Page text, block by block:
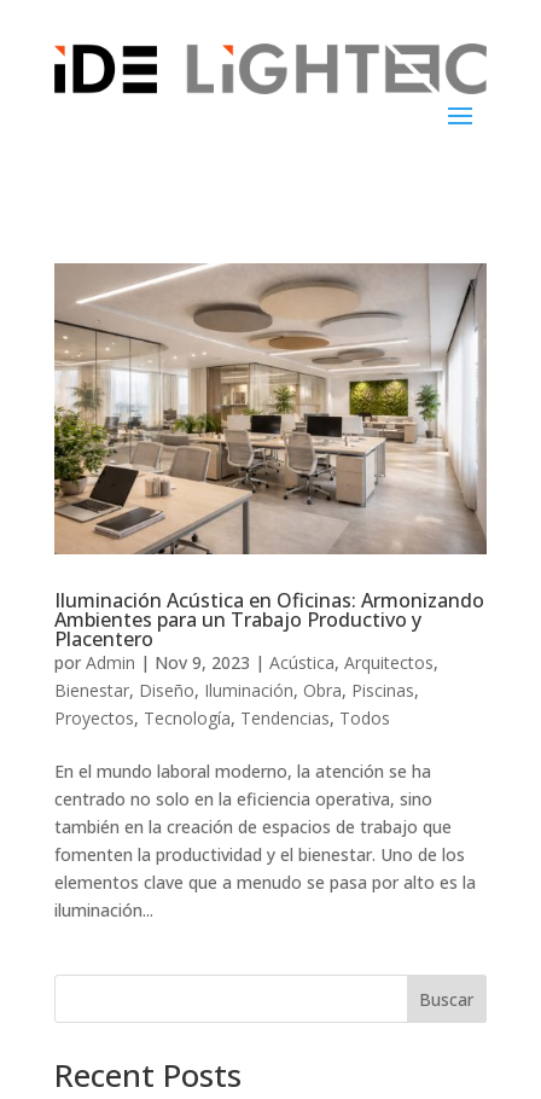
Iluminación Acústica en Oficinas: Armonizando
Ambientes para un Trabajo Productivo y
Placentero
por Admin | Nov 9, 2023 | Acústica, Arquitectos,
Bienestar, Diseño, Iluminación, Obra, Piscinas,
Proyectos, Tecnología, Tendencias, Todos
En el mundo laboral moderno, la atención se ha
centrado no solo en la eficiencia operativa, sino
también en la creación de espacios de trabajo que
fomenten la productividad y el bienestar. Uno de los
elementos clave que a menudo se pasa por alto es la
iluminación...
Buscar
Recent Posts